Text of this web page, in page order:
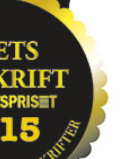
digitalt